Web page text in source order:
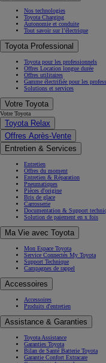
Nos technologies
Toyota Charging
Autonomie et conduite
Tout savoir sur l’électrique
Toyota Professional
Toyota pour les professionnels
Offres Location longue durée
Offres utilitaires
Gamme électrifiée pour les
Solutions et services
Votre Toyota
Votre Toyota
Toyota Relax
Offres Après-Vente
Entretien & Services
Entretien
Offres du moment
Entretien & Réparation
Pneumatiques
Pièces d'origine
Bris de glace
Carrosserie
Documentation & Support
Solution de paiement en x fois
Ma Vie avec Toyota
Mon Espace Toyota
Service Connectés My Toyota
Support Technique
Campagnes de rappel
Accessoires
Accessoires
Produits d'entretien
Assistance & Garanties
Toyota Assistance
Garanties Toyota
Bilan de Santé Batterie Toyota
Garantie Confort Extracare